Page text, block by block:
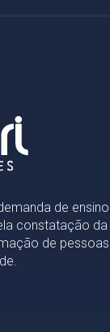
de ensino
constatação da
de pessoas